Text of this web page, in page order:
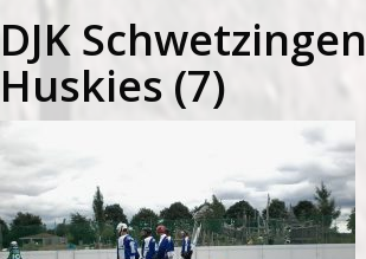
DJK Schwetzingen
Huskies (7)